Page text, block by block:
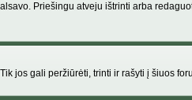
Priešingu atveju ištrinti arba
jos gali peržiūrėti, trinti ir rašyti į šiuos